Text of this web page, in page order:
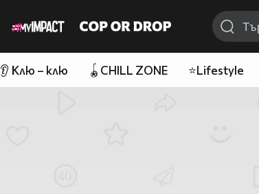
👂 Клю – клю 🪀CHILL ZONE ⭐Lifestyle